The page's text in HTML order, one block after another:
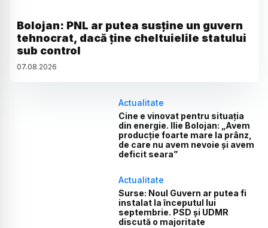
Bolojan: PNL ar putea susține un guvern
tehnocrat, dacă ține cheltuielile statului
sub control
07.08.2026
Actualitate
Cine e vinovat pentru situația
din energie. Ilie Bolojan: „Avem
producție foarte mare la prânz,
de care nu avem nevoie și avem
deficit seara”
Actualitate
Surse: Noul Guvern ar putea fi
instalat la începutul lui
septembrie. PSD și UDMR
discută o majoritate